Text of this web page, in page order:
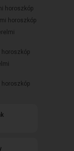
horoszkóp
horoszkóp
horoszkóp
horoszkóp